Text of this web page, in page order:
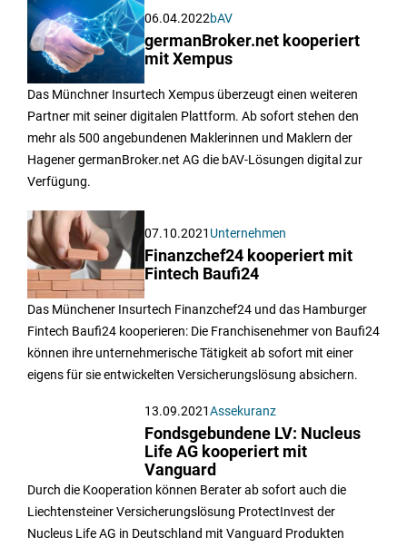
06.04.2022bAV
germanBroker.net kooperiert
mit Xempus
Das Münchner Insurtech Xempus überzeugt einen weiteren
Partner mit seiner digitalen Plattform. Ab sofort stehen den
mehr als 500 angebundenen Maklerinnen und Maklern der
Hagener germanBroker.net AG die bAV-Lösungen digital zur
Verfügung.
07.10.2021 Unternehmen
Finanzchef24 kooperiert mit
Fintech Baufi24
Das Münchener Insurtech Finanzchef24 und das Hamburger
Fintech Baufi24 kooperieren: Die Franchisenehmer von Baufi24
können ihre unternehmerische Tätigkeit ab sofort mit einer
eigens für sie entwickelten Versicherungslösung absichern.
13.09.2021Assekuranz
Fondsgebundene LV: Nucleus
Life AG kooperiert mit
Vanguard
Durch die Kooperation können Berater ab sofort auch die
Liechtensteiner Versicherungslösung ProtectInvest der
Nucleus Life AG in Deutschland mit Vanguard Produkten